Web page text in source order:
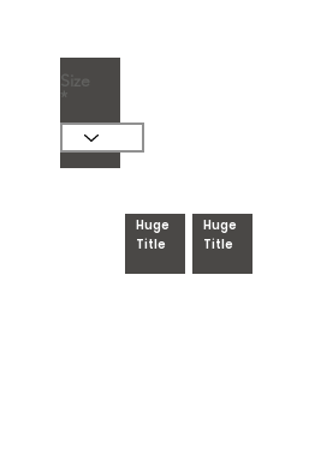
Size
Huge
Title
Huge
Title